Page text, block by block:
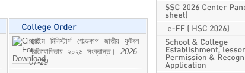
প্রাইম মিনিস্টার্স গোল্ডকাপ জাতীয় ফুটবল
প্রতিযোগিতায় ২০২৬ সংক্রান্ত। 2026-
07-29